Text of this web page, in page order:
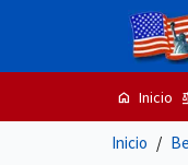
home Inicio
Inicio